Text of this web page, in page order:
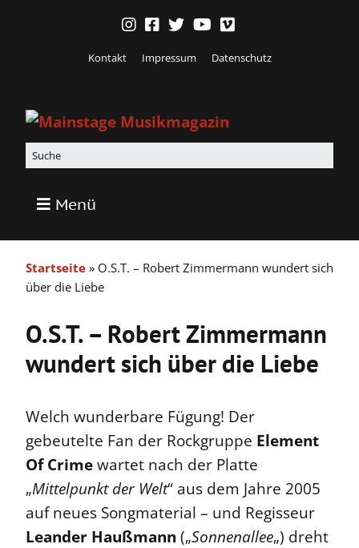
Kontakt Impressum Datenschutz
Menü
Startseite » O.S.T. – Robert Zimmermann wundert sich
über die Liebe
O.S.T. – Robert Zimmermann
wundert sich über die Liebe
Welch wunderbare Fügung! Der
gebeutelte Fan der Rockgruppe Element
Of Crimewartet nach der Platte
„Mittelpunkt der Welt“ aus dem Jahre 2005
auf neues Songmaterial – und Regisseur
Leander Haußmann („Sonnenallee„) dreht